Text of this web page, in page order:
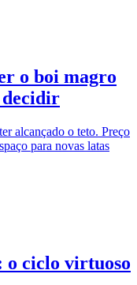
o boi magro
decidir
alcançado o teto. Preço
para novas latas
o ciclo virtuoso